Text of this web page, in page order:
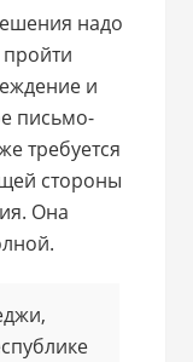
надо
и
письмо-
требуется
стороны
Она